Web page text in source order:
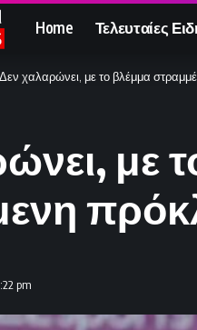
Home Τελευταίες
Δεν χαλαρώνει, με το βλέμμα
με
pm